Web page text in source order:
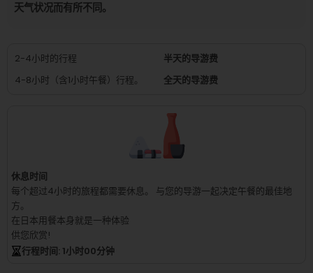
天气状况而有所不同。
2-4小时的行程
半天的导游费
4-8小时（含1小时午餐）行程。
全天的导游费
休息时间
每个超过4小时的旅程都需要休息。
与您的导游一起决定午餐的最佳地
方。
在日本用餐本身就是一种体验
供您欣赏!
行程时间: 1小时00分钟